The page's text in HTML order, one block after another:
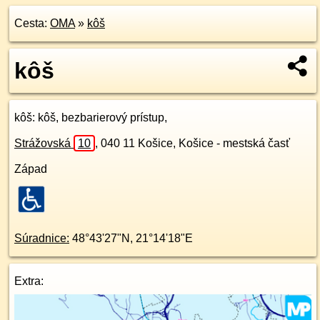
Cesta: OMA» kôš
kôš
kôš: kôš, bezbarierový prístup,
Strážovská 10 , 040 11 Košice, Košice - mestská časť
Západ
Súradnice: 48°43'27"N , 21°14'18"E
Extra: